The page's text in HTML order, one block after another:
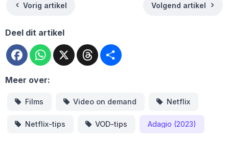
Vorig artikel Volgend artikel
Deel dit artikel
FacebookWhatsApp
X Threads
Meer over:
Films Video on demand Netflix
Netflix-tips VOD-tips Adagio (2023)